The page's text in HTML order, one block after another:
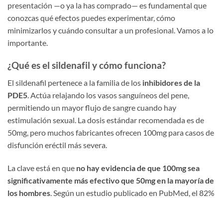
presentación —o ya la has comprado— es fundamental que
conozcas qué efectos puedes experimentar, cómo
minimizarlos y cuándo consultar a un profesional. Vamos a lo
importante.
¿Qué es el sildenafil y cómo funciona?
El sildenafil pertenece a la familia de los inhibidores de la
PDE5. Actúa relajando los vasos sanguíneos del pene,
permitiendo un mayor flujo de sangre cuando hay
estimulación sexual. La dosis estándar recomendada es de
50mg, pero muchos fabricantes ofrecen 100mg para casos de
disfunción eréctil más severa.
La clave está en que no hay evidencia de que 100mg sea
significativamente más efectivo que 50mg en la mayoría de
los hombres . Según un estudio publicado en PubMed, el 82%